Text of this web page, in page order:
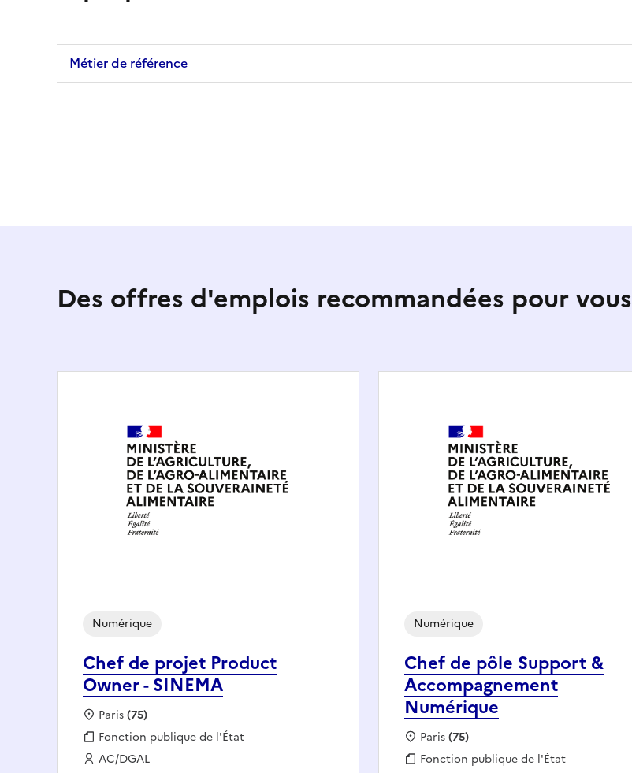
Métier de référence
Des offres d'emplois recommandées pour vous
Chef de projet Product
Owner - SINEMA
Numérique
Localisation :
Paris(75)
Fonction publique :
Fonction publique de l'État
Employeur :
AC/DGAL
Chef de pôle Support &
Accompagnement
Numérique
Numérique
Localisation :
Paris(75)
Fonction publique :
Fonction publique de l'État